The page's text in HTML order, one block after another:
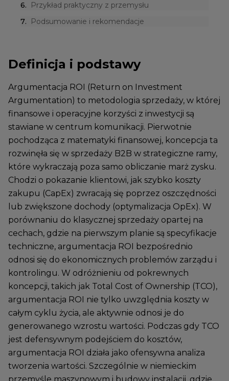
6.
Przykład praktyczny z przemysłu
7. Podsumowanie i rekomendacje
Definicja i podstawy
Argumentacja ROI (Return on Investment
Argumentation) to metodologia sprzedaży, w której
finansowe i operacyjne korzyści z inwestycji są
stawiane w centrum komunikacji. Pierwotnie
pochodząca z matematyki finansowej, koncepcja ta
rozwinęła się w sprzedaży B2B w strategiczne ramy,
które wykraczają poza samo obliczanie marż zysku.
Chodzi o pokazanie klientowi, jak szybko koszty
zakupu (CapEx) zwracają się poprzez oszczędności
lub zwiększone dochody (optymalizacja OpEx). W
porównaniu do klasycznej sprzedaży opartej na
cechach, gdzie na pierwszym planie są specyfikacje
techniczne, argumentacja ROI bezpośrednio
odnosi się do ekonomicznych problemów zarządu i
kontrolingu. W odróżnieniu od pokrewnych
koncepcji, takich jak Total Cost of Ownership (TCO),
argumentacja ROI nie tylko uwzględnia koszty w
całym cyklu życia, ale aktywnie odnosi je do
generowanego wzrostu wartości. Podczas gdy TCO
jest defensywnym podejściem do kosztów,
argumentacja ROI działa jako ofensywna analiza
tworzenia wartości. Szczególnie w niemieckim